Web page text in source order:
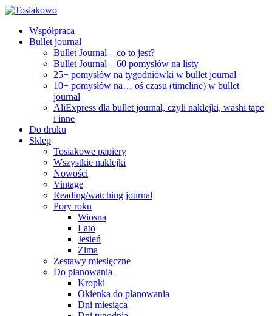
Współpraca
Bullet journal
Bullet Journal – co to jest?
Bullet Journal – 60 pomysłów na listy
25+ pomysłów na tygodniówki w bullet journal
10+ pomysłów na… oś czasu (timeline) w bullet
journal
AliExpress dla bullet journal, czyli naklejki, washi tape
i inne
Do druku
Sklep
Tosiakowe papiery
Wszystkie naklejki
Nowości
Vintage
Reading/watching journal
Pory roku
Wiosna
Lato
Jesień
Zima
Zestawy miesięczne
Do planowania
Kropki
Okienka do planowania
Dni miesiąca